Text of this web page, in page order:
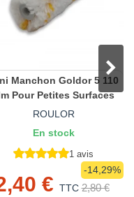
Manchon Goldor 5 110
Pour Petites Surfaces
ROULOR
En stock
1 avis
€ TTC 2,80 €
-14,29%